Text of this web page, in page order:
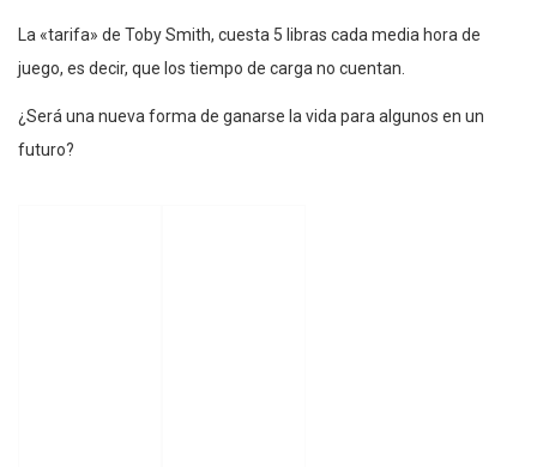
La «tarifa» de Toby Smith, cuesta 5 libras cada media hora de
juego, es decir, que los tiempo de carga no cuentan.
¿Será una nueva forma de ganarse la vida para algunos en un
futuro?